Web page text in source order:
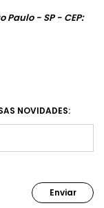
Paulo - SP - CEP:
NOVIDADES:
Enviar